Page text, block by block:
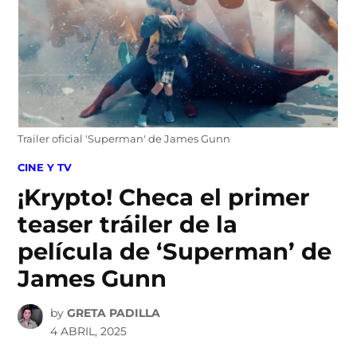
Trailer oficial 'Superman' de James Gunn
POSTED
CINE Y TV
¡Krypto! Checa el primer
teaser tráiler de la
película de ‘Superman’ de
James Gunn
by GRETA PADILLA
4 ABRIL, 2025